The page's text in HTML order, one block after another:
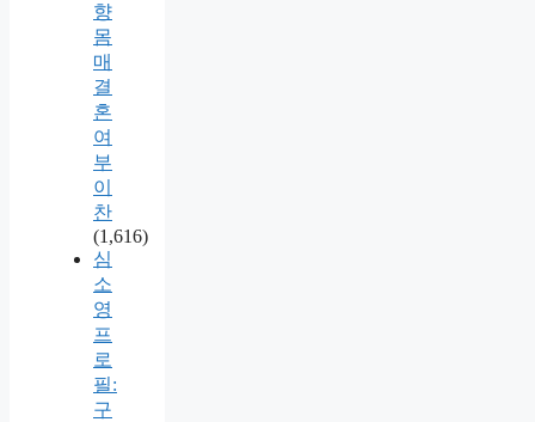
향
몸
매
결
혼
여
부
이
찬
(1,616)
심
소
영
프
로
필:
구